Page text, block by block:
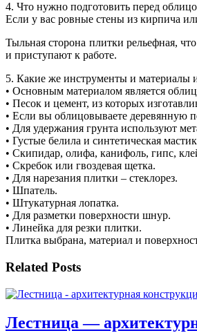
4. Что нужно подготовить перед
Если у вас ровные стены из кирпича
Тыльная сторона плитки рельефная,
и приступают к работе.
5. Какие же инструменты и материалы
• Основным материалом является
• Песок и цемент, из которых
• Если вы облицовываете деревянную
• Для удержания грунта используют
• Густые белила и синтетическая
• Скипидар, олифа, канифоль, гипс,
• Скребок или гвоздевая щетка.
• Для нарезания плитки – стеклорез.
• Шпатель.
• Штукатурная лопатка.
• Для разметки поверхности шнур.
• Линейка для резки плитки.
Плитка выбрана, материал и
Related Posts
Лестница —